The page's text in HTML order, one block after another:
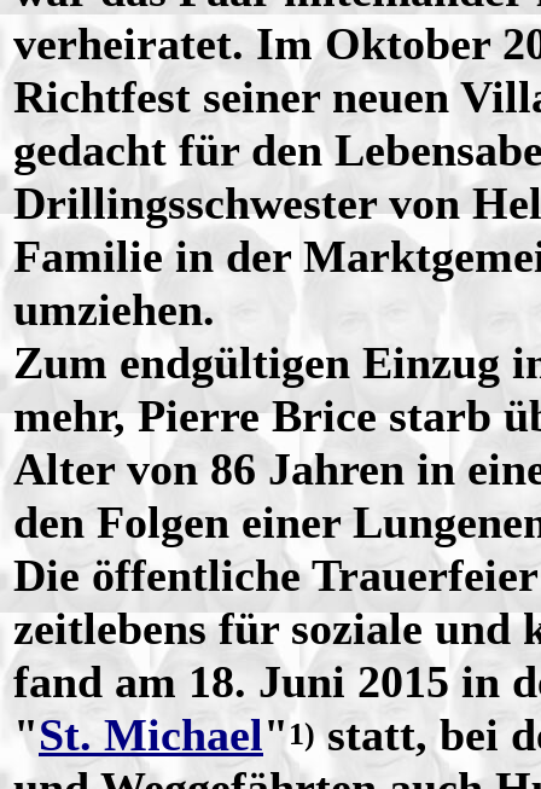
verheiratet. Im Oktober
Richtfest seiner neuen
gedacht für den
Drillingsschwester von
Familie in der
umziehen.
Zum endgültigen Einzug
mehr, Pierre Brice starb
Alter von 86 Jahren in
den Folgen einer
Die öffentliche
zeitlebens für soziale und
fand am 18. Juni 2015 in
"St. Michael" 1) statt, bei